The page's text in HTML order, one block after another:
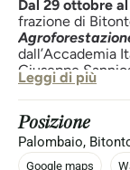
Dal 29 ottobre
frazione di
dall’Accademia
Giuseppe
Il corso unisce
progettazione e
rigenerativi
Durante le
trasformare un
Leggi di più
Posizione
Palombaio,
Google maps